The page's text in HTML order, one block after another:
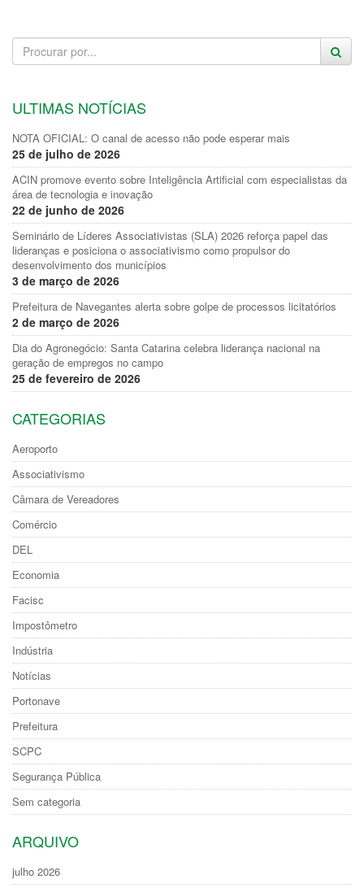
ULTIMAS NOTÍCIAS
NOTA OFICIAL: O canal de acesso não pode esperar mais
25 de julho de 2026
ACIN promove evento sobre Inteligência Artificial com especialistas da
área de tecnologia e inovação
22 de junho de 2026
Seminário de Líderes Associativistas (SLA) 2026 reforça papel das
lideranças e posiciona o associativismo como propulsor do
desenvolvimento dos municípios
3 de março de 2026
Prefeitura de Navegantes alerta sobre golpe de processos licitatórios
2 de março de 2026
Dia do Agronegócio: Santa Catarina celebra liderança nacional na
geração de empregos no campo
25 de fevereiro de 2026
CATEGORIAS
Aeroporto
Associativismo
Câmara de Vereadores
Comércio
DEL
Economia
Facisc
Impostômetro
Indústria
Notícias
Portonave
Prefeitura
SCPC
Segurança Pública
Sem categoria
ARQUIVO
julho 2026